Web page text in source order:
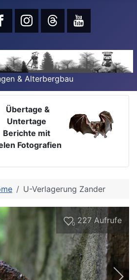
& Alterbergbau
Übertage &
Untertage
Berichte mit
Fotografien
U-Verlagerung Zander
0 227Aufrufe